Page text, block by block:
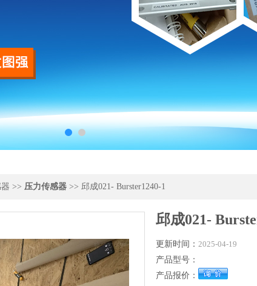
>> 压力传感器 >> 邱成021- Burster1240-1
邱成021-
更新时间： 2025-04-19
产品型号：
产品报价：